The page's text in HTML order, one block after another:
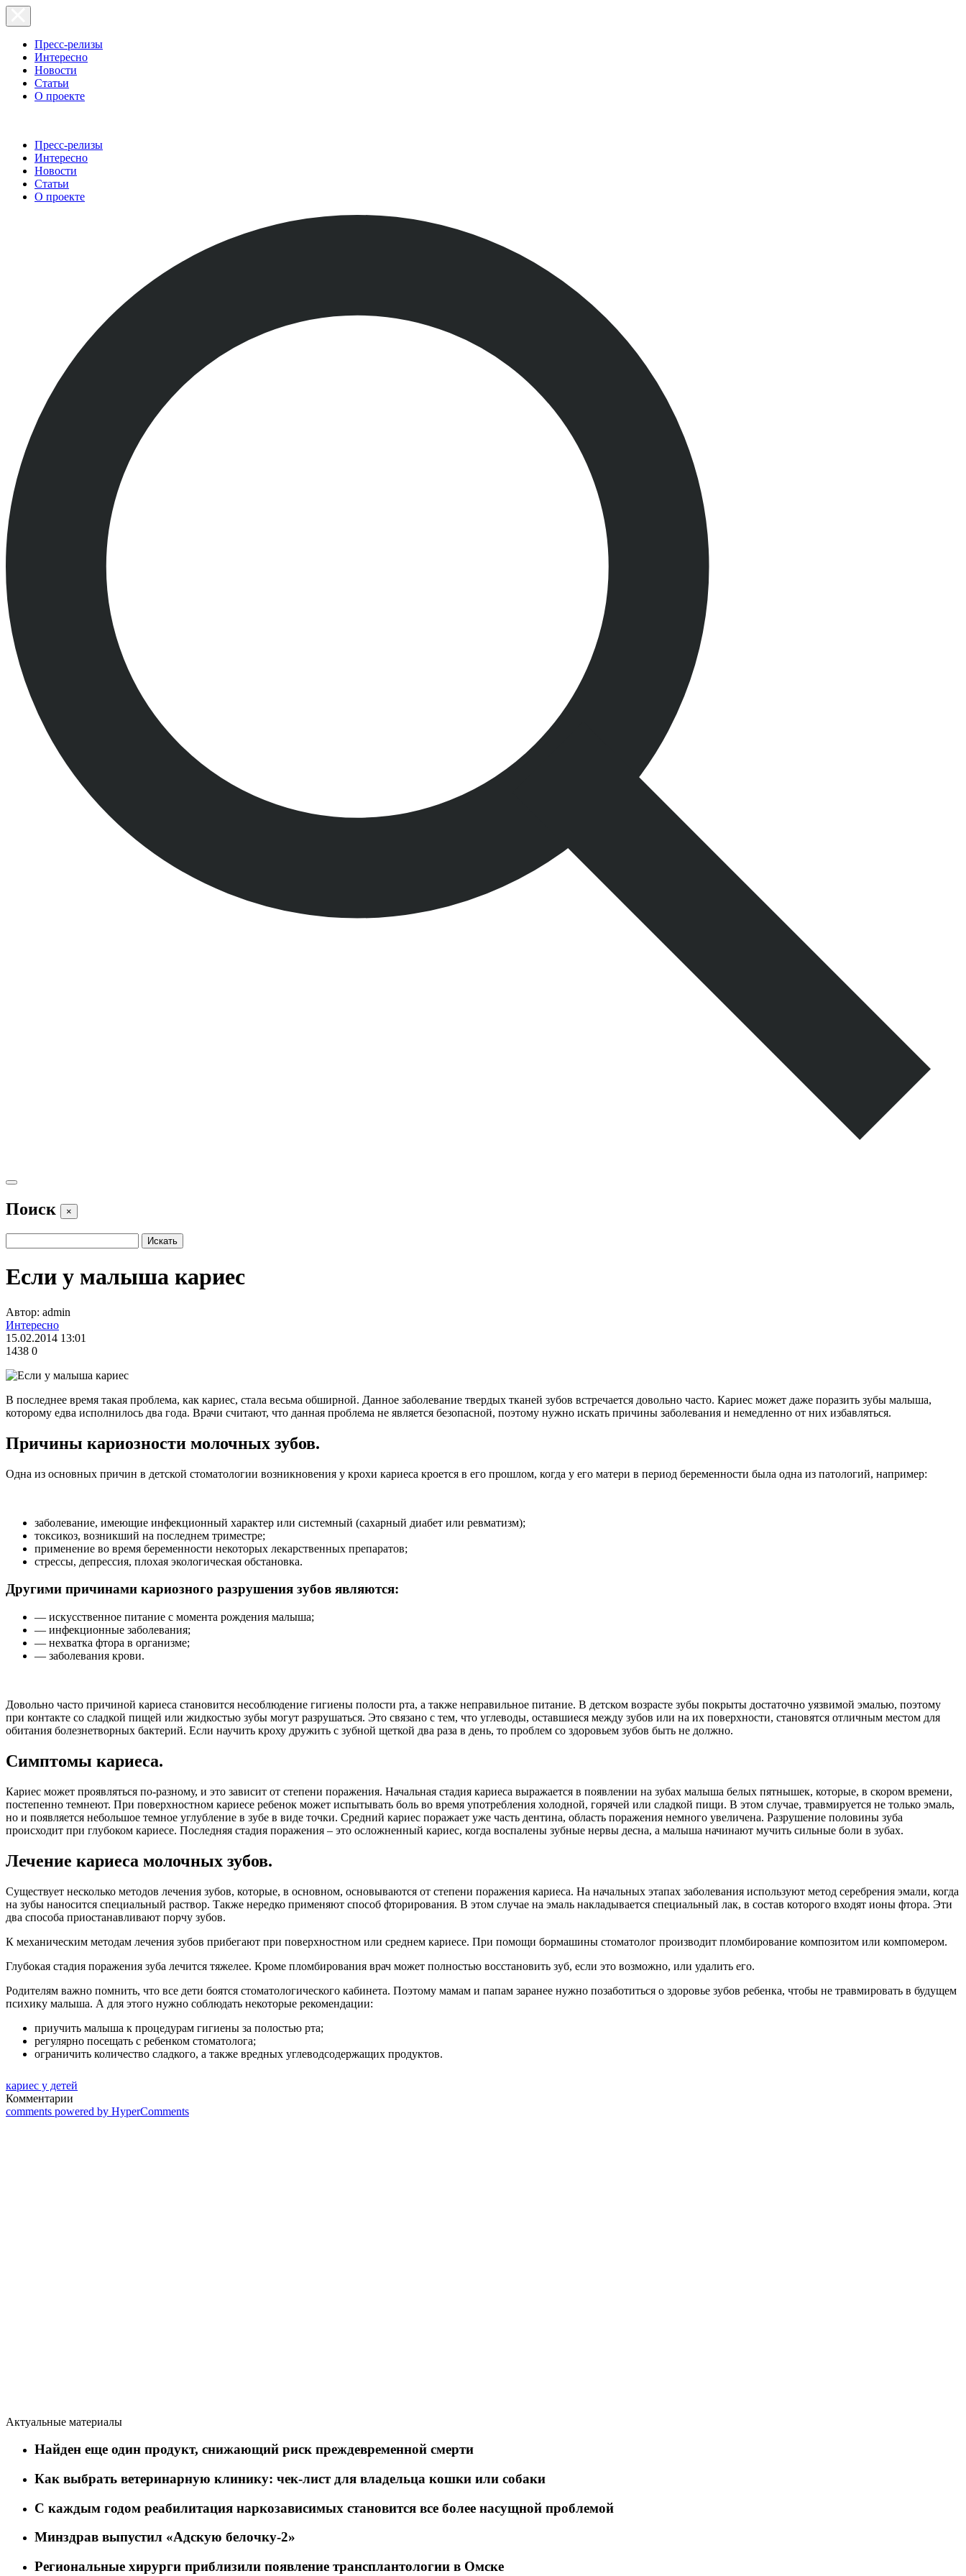
Пресс-релизы
Интересно
Новости
Статьи
О проекте
Пресс-релизы
Интересно
Новости
Статьи
О проекте
Поиск ×
Если у малыша кариес
Автор: admin
Интересно
15.02.2014 13:01
1438 0
В последнее время такая проблема, как кариес, стала весьма обширной. Данное заболевание твердых тканей зубов встречается довольно часто. Кариес может даже поразить зубы малыша,
которому едва исполнилось два года. Врачи считают, что данная проблема не является безопасной, поэтому нужно искать причины заболевания и немедленно от них избавляться.
Причины кариозности молочных зубов.
Одна из основных причин в детской стоматологии возникновения у крохи кариеса кроется в его прошлом, когда у его матери в период беременности была одна из патологий, например:
заболевание, имеющие инфекционный характер или системный (сахарный диабет или ревматизм);
токсикоз, возникший на последнем триместре;
применение во время беременности некоторых лекарственных препаратов;
стрессы, депрессия, плохая экологическая обстановка.
Другими причинами кариозного разрушения зубов являются:
— искусственное питание с момента рождения малыша;
— инфекционные заболевания;
— нехватка фтора в организме;
— заболевания крови.
Довольно часто причиной кариеса становится несоблюдение гигиены полости рта, а также неправильное питание. В детском возрасте зубы покрыты достаточно уязвимой эмалью, поэтому
при контакте со сладкой пищей или жидкостью зубы могут разрушаться. Это связано с тем, что углеводы, оставшиеся между зубов или на их поверхности, становятся отличным местом для
обитания болезнетворных бактерий. Если научить кроху дружить с зубной щеткой два раза в день, то проблем со здоровьем зубов быть не должно.
Симптомы кариеса.
Кариес может проявляться по-разному, и это зависит от степени поражения. Начальная стадия кариеса выражается в появлении на зубах малыша белых пятнышек, которые, в скором времени,
постепенно темнеют. При поверхностном кариесе ребенок может испытывать боль во время употребления холодной, горячей или сладкой пищи. В этом случае, травмируется не только эмаль,
но и появляется небольшое темное углубление в зубе в виде точки. Средний кариес поражает уже часть дентина, область поражения немного увеличена. Разрушение половины зуба
происходит при глубоком кариесе. Последняя стадия поражения – это осложненный кариес, когда воспалены зубные нервы десна, а малыша начинают мучить сильные боли в зубах.
Лечение кариеса молочных зубов.
Существует несколько методов лечения зубов, которые, в основном, основываются от степени поражения кариеса. На начальных этапах заболевания используют метод серебрения эмали, когда
на зубы наносится специальный раствор. Также нередко применяют способ фторирования. В этом случае на эмаль накладывается специальный лак, в состав которого входят ионы фтора. Эти
два способа приостанавливают порчу зубов.
К механическим методам лечения зубов прибегают при поверхностном или среднем кариесе. При помощи бормашины стоматолог производит пломбирование композитом или компомером.
Глубокая стадия поражения зуба лечится тяжелее. Кроме пломбирования врач может полностью восстановить зуб, если это возможно, или удалить его.
Родителям важно помнить, что все дети боятся стоматологического кабинета. Поэтому мамам и папам заранее нужно позаботиться о здоровье зубов ребенка, чтобы не травмировать в будущем
психику малыша. А для этого нужно соблюдать некоторые рекомендации:
приучить малыша к процедурам гигиены за полостью рта;
регулярно посещать с ребенком стоматолога;
ограничить количество сладкого, а также вредных углеводсодержащих продуктов.
кариес у детей
Комментарии
comments powered by HyperComments
Актуальные материалы
Найден еще один продукт, снижающий риск преждевременной смерти
Как выбрать ветеринарную клинику: чек-лист для владельца кошки или собаки
C каждым годом реабилитация наркозависимых становится все более насущной проблемой
Минздрав выпустил «Адскую белочку-2»
Региональные хирурги приблизили появление трансплантологии в Омске